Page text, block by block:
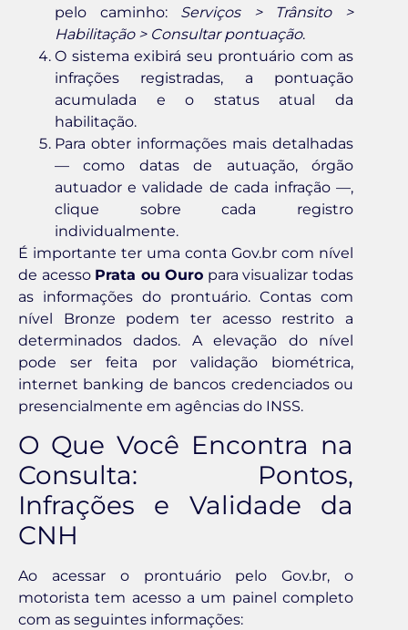
pelo caminho: Serviços > Trânsito >
Habilitação > Consultar pontuação.
O sistema exibirá seu prontuário com as
infrações registradas, a pontuação
acumulada e o status atual da
habilitação.
Para obter informações mais detalhadas
— como datas de autuação, órgão
autuador e validade de cada infração —,
clique sobre cada registro
individualmente.
É importante ter uma conta Gov.br com nível
de acesso Prata ou Ouro para visualizar todas
as informações do prontuário. Contas com
nível Bronze podem ter acesso restrito a
determinados dados. A elevação do nível
pode ser feita por validação biométrica,
internet banking de bancos credenciados ou
presencialmente em agências do INSS.
O Que Você Encontra na
Consulta: Pontos,
Infrações e Validade da
CNH
Ao acessar o prontuário pelo Gov.br, o
motorista tem acesso a um painel completo
com as seguintes informações: